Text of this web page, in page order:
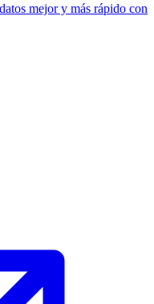
mejor y más rápido con